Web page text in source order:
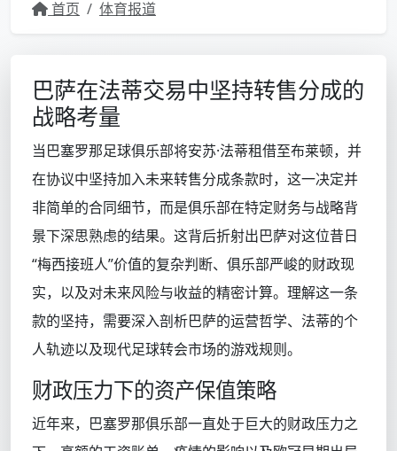
首页 / 体育报道
巴萨在法蒂交易中坚持转售分成的
战略考量
当巴塞罗那足球俱乐部将安苏·法蒂租借至布莱顿，并
在协议中坚持加入未来转售分成条款时，这一决定并
非简单的合同细节，而是俱乐部在特定财务与战略背
景下深思熟虑的结果。这背后折射出巴萨对这位昔日
“梅西接班人”价值的复杂判断、俱乐部严峻的财政现
实，以及对未来风险与收益的精密计算。理解这一条
款的坚持，需要深入剖析巴萨的运营哲学、法蒂的个
人轨迹以及现代足球转会市场的游戏规则。
财政压力下的资产保值策略
近年来，巴塞罗那俱乐部一直处于巨大的财政压力之